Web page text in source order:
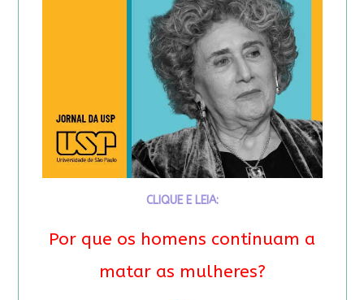
CLIQUE E LEIA:
Por que os homens continuam a
matar as mulheres?